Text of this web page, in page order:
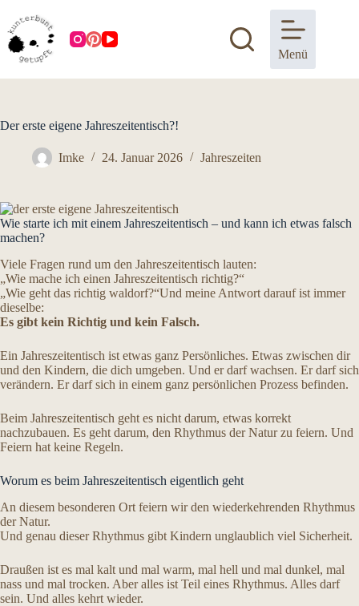
Inhalt
springen
Menü
Der erste eigene Jahreszeitentisch?!
Imke 24. Januar 2026 Jahreszeiten
Wie starte ich mit einem Jahreszeitentisch – und kann ich etwas falsch
machen?
Viele Fragen rund um den Jahreszeitentisch lauten:
„Wie mache ich einen Jahreszeitentisch richtig?“
„Wie geht das richtig waldorf?“Und meine Antwort darauf ist immer
dieselbe:
Es gibt kein Richtig und kein Falsch.
Ein Jahreszeitentisch ist etwas ganz Persönliches. Etwas zwischen dir
und den Kindern, die dich umgeben. Und er darf wachsen. Er darf sich
verändern. Er darf sich in einem ganz persönlichen Prozess befinden.
Beim Jahreszeitentisch geht es nicht darum, etwas korrekt
nachzubauen. Es geht darum, den Rhythmus der Natur zu feiern. Und
Feiern hat keine Regeln.
Worum es beim Jahreszeitentisch eigentlich geht
An diesem besonderen Ort feiern wir den wiederkehrenden Rhythmus
der Natur.
Und genau dieser Rhythmus gibt Kindern unglaublich viel Sicherheit.
Draußen ist es mal kalt und mal warm, mal hell und mal dunkel, mal
nass und mal trocken. Aber alles ist Teil eines Rhythmus. Alles darf
sein. Und alles kehrt wieder.